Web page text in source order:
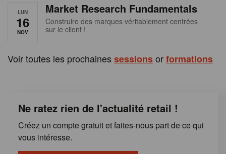
LUN
16
NOV
Market Research Fundamentals
Construire des marques véritablement centrées
sur le client !
Voir toutes les prochaines sessionsorformations
Ne ratez rien de l'actualité retail !
Créez un compte gratuit et faites-nous part de ce qui
vous intéresse.